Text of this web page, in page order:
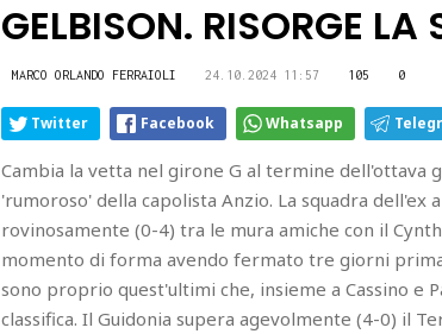
GELBISON. RISORGE LA
MARCO ORLANDO FERRAIOLI 24.10.2024 11:57 105 0
Twitter Facebook Whatsapp
Cambia la vetta nel girone G al termine dell'ottava
'rumoroso' della capolista Anzio. La squadra dell'ex
rovinosamente (0-4) tra le mura amiche con il
momento di forma avendo fermato tre giorni
sono proprio quest'ultimi che, insieme a Cassino e
classifica. Il Guidonia supera agevolmente (4-0) il